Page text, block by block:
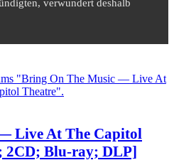
verwundert deshalb
Live At The Capitol
2CD; Blu-ray; DLP]